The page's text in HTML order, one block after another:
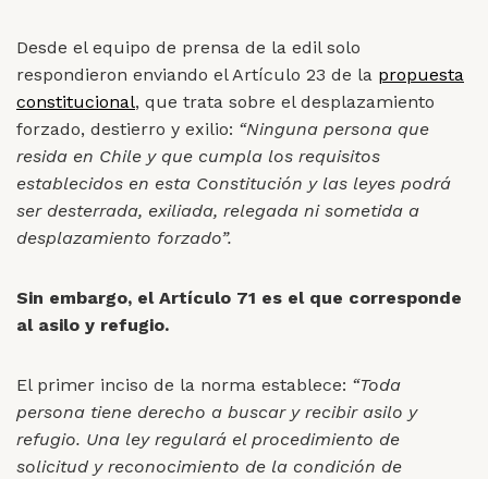
Desde el equipo de prensa de la edil solo
respondieron enviando el Artículo 23 de la propuesta
constitucional, que trata sobre el desplazamiento
forzado, destierro y exilio: “Ninguna persona que
resida en Chile y que cumpla los requisitos
establecidos en esta Constitución y las leyes podrá
ser desterrada, exiliada, relegada ni sometida a
desplazamiento forzado”.
Sin embargo, el Artículo 71 es el que corresponde
al asilo y refugio.
El primer inciso de la norma establece: “Toda
persona tiene derecho a buscar y recibir asilo y
refugio. Una ley regulará el procedimiento de
solicitud y reconocimiento de la condición de